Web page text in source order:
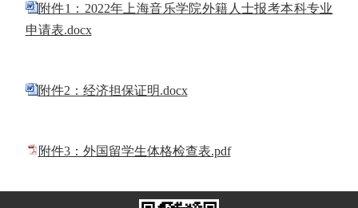
附件1：2022年上海音乐学院外籍人士报考本科专业
申请表.docx
附件2：经济担保证明.docx
附件3：外国留学生体格检查表.pdf